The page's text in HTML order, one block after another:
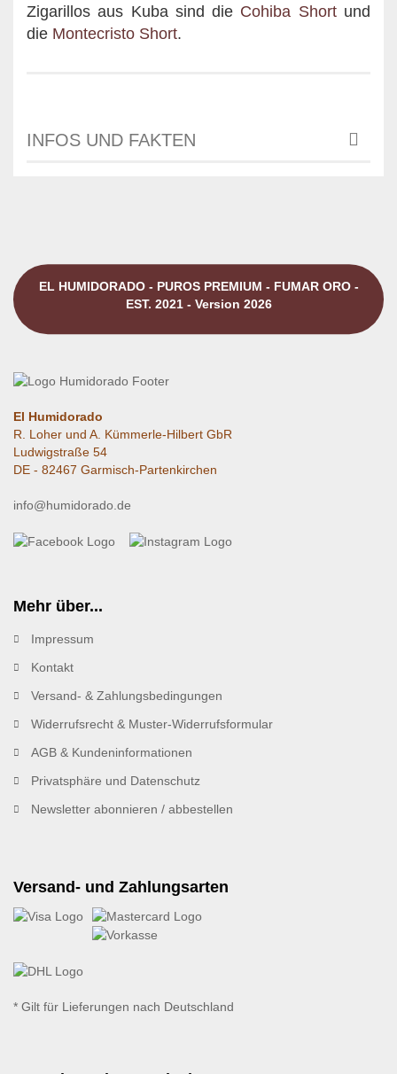
Zigarillos aus Kuba sind die Cohiba Shortund
die Montecristo Short.
INFOS UND FAKTEN
EL HUMIDORADO - PUROS PREMIUM - FUMAR ORO -
EST. 2021 - Version 2026
El Humidorado
R. Loher und A. Kümmerle-Hilbert GbR
Ludwigstraße 54
DE - 82467 Garmisch-Partenkirchen
info@humidorado.de
Mehr über...
Impressum
Kontakt
Versand- & Zahlungsbedingungen
Widerrufsrecht & Muster-Widerrufsformular
AGB & Kundeninformationen
Privatsphäre und Datenschutz
Newsletter abonnieren / abbestellen
Versand- und Zahlungsarten
* Gilt für Lieferungen nach Deutschland